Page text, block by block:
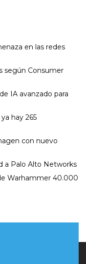
en las redes
según Consumer
IA avanzado para
hay 265
con nuevo
a Palo Alto Networks
Warhammer 40.000